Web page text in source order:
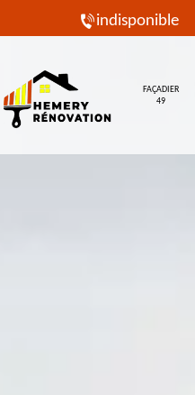
indisponible
FAÇADIER
49